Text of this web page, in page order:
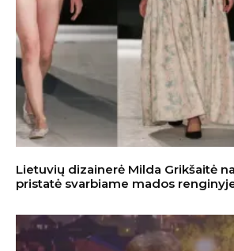
Lietuvių dizainerė Milda Grikšaitė
pristatė svarbiame mados